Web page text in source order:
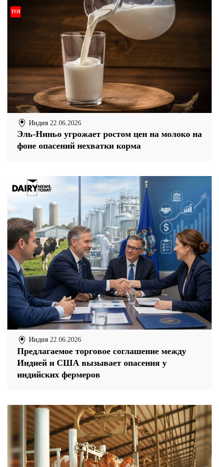
Индия 22.06.2026
Эль-Ниньо угрожает ростом цен на молоко на
фоне опасений нехватки корма
Индия 22.06.2026
Предлагаемое торговое соглашение между
Индией и США вызывает опасения у
индийских фермеров